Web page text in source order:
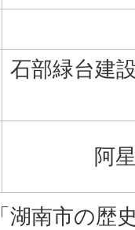
石部緑台建
阿
湖南市の歴